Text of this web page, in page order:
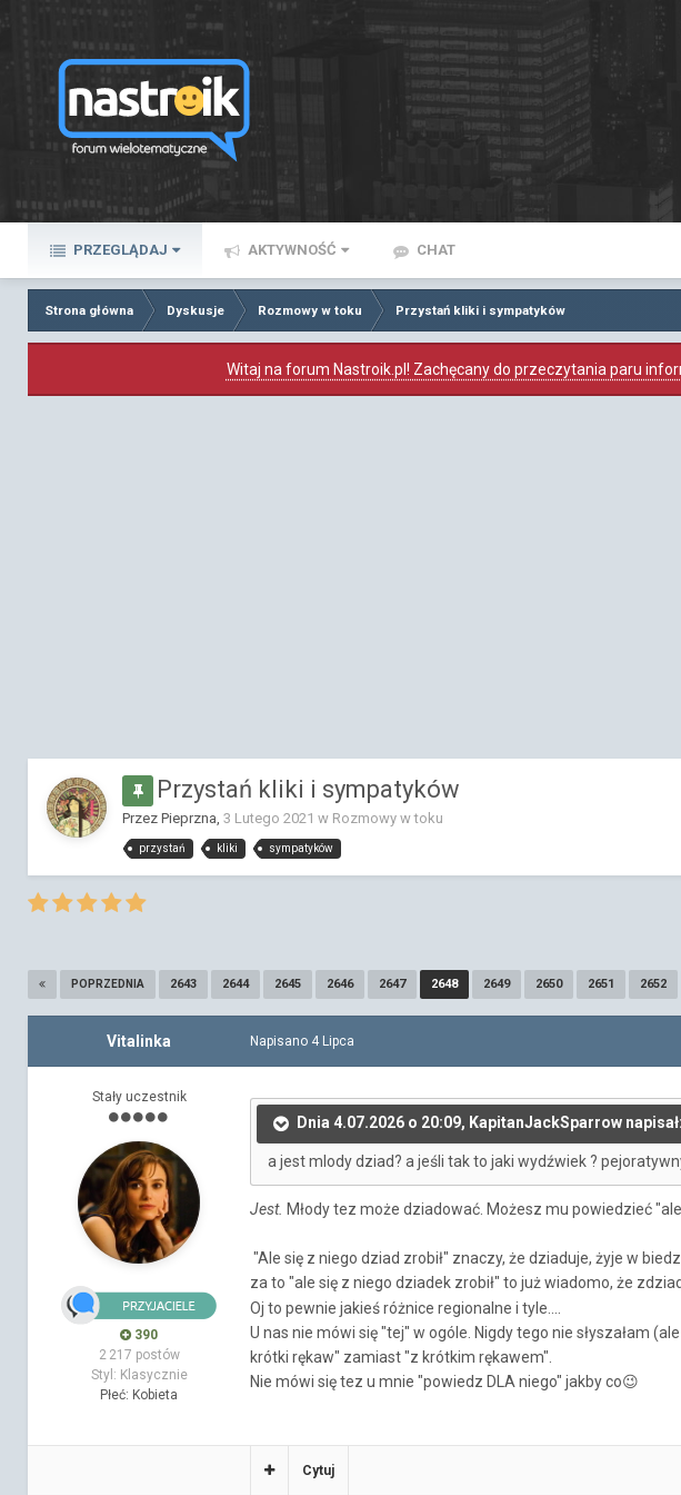
PRZEGLĄDAJ AKTYWNOŚĆ CHAT
Strona główna Dyskusje Rozmowy w toku Przystań kliki i sympatyków
Witaj na forum Nastroik.pl! Zachęcany do przeczytania paru
Przystań kliki i sympatyków
Przez Pieprzna, 3 Lutego 2021 w Rozmowy w toku
przystań kliki sympatyków
POPRZEDNIA 2643 2644 2645 2646 2647 2648 2649 2650 2651 2652
Vitalinka
Stały uczestnik
390
2 217 postów
Styl: Klasycznie
Płeć: Kobieta
Napisano 4 Lipca
Dnia 4.07.2026 o 20:09, KapitanJackSparrow napisał:
a jest mlody dziad? a jeśli tak to jaki wydźwiek ?
Jest. Młody tez może dziadować. Możesz mu powiedzieć
"Ale się z niego dziad zrobił" znaczy, że dziaduje, żyje w
za to "ale się z niego dziadek zrobił" to już wiadomo, że
Oj to pewnie jakieś różnice regionalne i tyle....
U nas nie mówi się "tej" w ogóle. Nigdy tego nie słyszałam
krótki rękaw" zamiast "z krótkim rękawem".
Nie mówi się tez u mnie "powiedz DLA niego" jakby co😉
Cytuj